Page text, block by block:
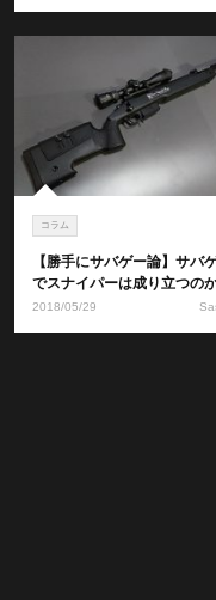
コラム
【勝手にサバゲー論】サバ
でスナイパーは成り立つの
2018/05/29